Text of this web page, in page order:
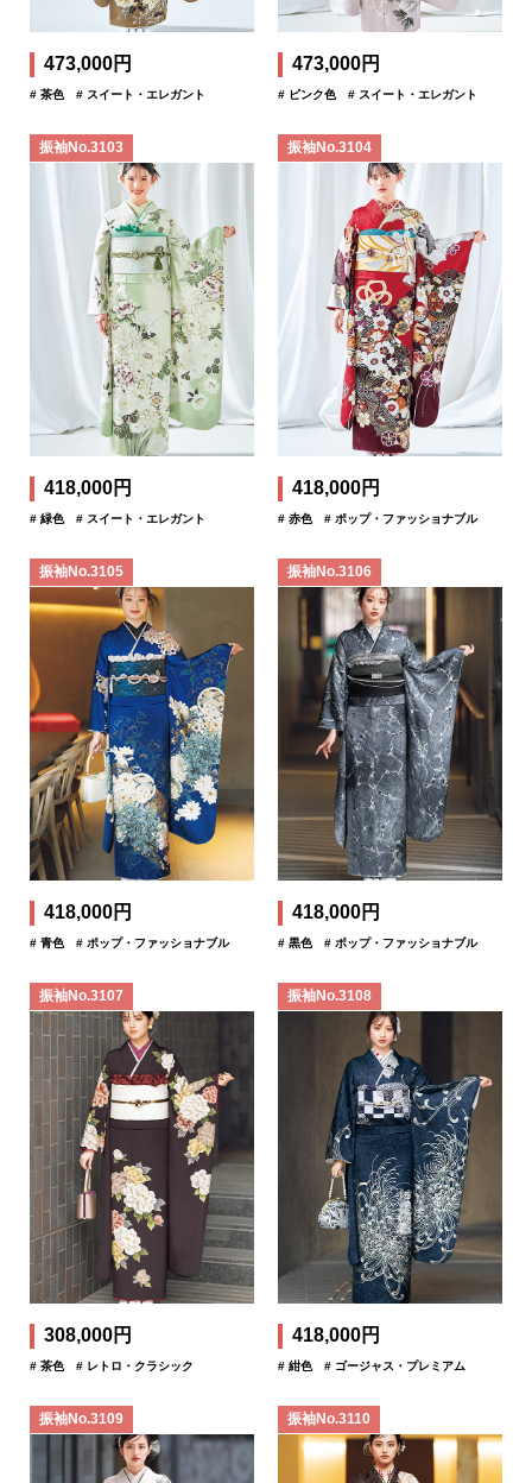
473,000円
# 茶色 # スイート・エレガント
473,000円
# ピンク色 # スイート・エレガント
振袖No.3103
418,000円
# 緑色 # スイート・エレガント
振袖No.3104
418,000円
# 赤色 # ポップ・ファッショナブル
振袖No.3105
418,000円
# 青色 # ポップ・ファッショナブル
振袖No.3106
418,000円
# 黒色 # ポップ・ファッショナブル
振袖No.3107
308,000円
# 茶色 # レトロ・クラシック
振袖No.3108
418,000円
# 紺色 # ゴージャス・プレミアム
振袖No.3109 振袖No.3110